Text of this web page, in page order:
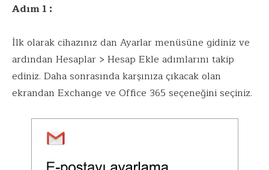
Adım 1 :
İlk olarak cihazınız dan Ayarlar menüsüne gidiniz ve
ardından Hesaplar > Hesap Ekle adımlarını takip
ediniz. Daha sonrasında karşınıza çıkacak olan
ekrandan Exchange ve Office 365 seçeneğini seçiniz.